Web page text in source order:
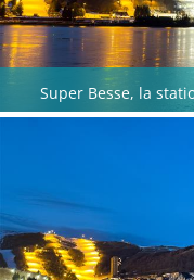
Super Besse, la